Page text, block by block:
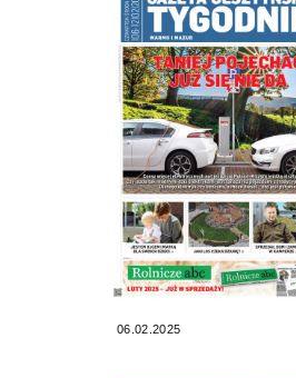
06.02.2025